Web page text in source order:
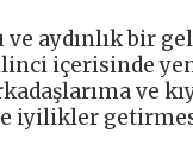
aydınlık bir
içerisinde
ve
iyilikler